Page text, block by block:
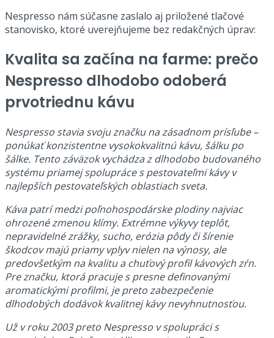
Nespresso nám súčasne zaslalo aj priložené tlačové
stanovisko, ktoré uverejňujeme bez redakčných úprav:
Kvalita sa začína na farme: prečo
Nespresso dlhodobo odoberá
prvotriednu kávu
Nespresso stavia svoju značku na zásadnom prísľube –
ponúkať konzistentne vysokokvalitnú kávu, šálku po
šálke. Tento záväzok vychádza z dlhodobo budovaného
systému priamej spolupráce s pestovateľmi kávy v
najlepších pestovateľských oblastiach sveta.
Káva patrí medzi poľnohospodárske plodiny najviac
ohrozené zmenou klímy. Extrémne výkyvy teplôt,
nepravidelné zrážky, sucho, erózia pôdy či šírenie
škodcov majú priamy vplyv nielen na výnosy, ale
predovšetkým na kvalitu a chuťový profil kávových zŕn.
Pre značku, ktorá pracuje s presne definovanými
aromatickými profilmi, je preto zabezpečenie
dlhodobých dodávok kvalitnej kávy nevyhnutnosťou.
Už v roku 2003 preto Nespresso v spolupráci s